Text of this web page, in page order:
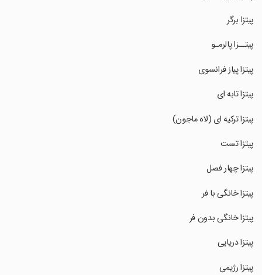
‏پیتزا برگر
‏پیتــزا پالرمـو
‏پیتزا پیاز فرانسوی
‏پیتزا تابه ای
‏پیتزا ترکیه ای (لاه ماجون)
‏پیتزا تست
‏پیتزا چهار فصل
‏پیتزا خانگی با فر
‏پیتزا خانگی بدون فر
‏پیتزا دریایی
‏پیتزا رژیمی